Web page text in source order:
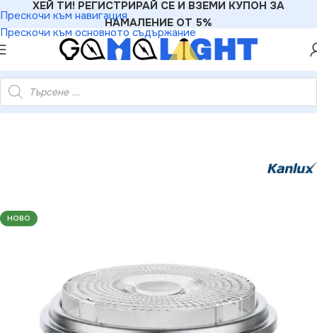
Прескочи към навигация
Прескочи към основното съдържание
ХЕЙ ТИ! РЕГИСТРИРАЙ СЕ И ВЗЕМИ КУПОН ЗА
НАМАЛЕНИЕ ОТ 5%
»Kanlux 27318 ЛЕД Лампа IQ-LED ES111 GU10 220V 2700K
НОВО